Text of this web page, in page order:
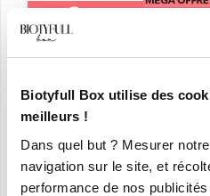
Biotyfull Box utilise des
meilleurs !
Dans quel but ? Mesurer
navigation sur le site, et
performance de nos